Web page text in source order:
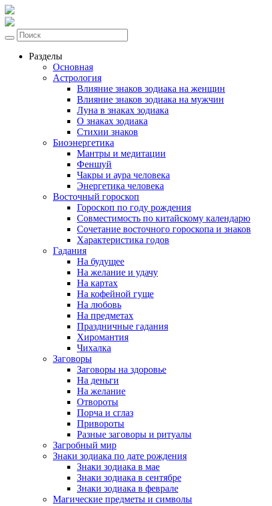
Разделы
Основная
Астрология
Влияние знаков зодиака на женщин
Влияние знаков зодиака на мужчин
Луна в знаках зодиака
О знаках зодиака
Стихии знаков
Биоэнергетика
Мантры и медитации
Феншуй
Чакры и аура человека
Энергетика человека
Восточный гороскоп
Гороскоп по году рождения
Совместимость по китайскому календарю
Сочетание восточного гороскопа и знаков
Характеристика годов
Гадания
На будущее
На желание и удачу
На картах
На кофейной гуще
На любовь
На предметах
Праздничные гадания
Хиромантия
Чихалка
Заговоры
Заговоры на здоровье
На деньги
На желание
Отвороты
Порча и сглаз
Привороты
Разные заговоры и ритуалы
Загробный мир
Знаки зодиака по дате рождения
Знаки зодиака в мае
Знаки зодиака в сентябре
Знаки зодиака в феврале
Магические предметы и символы